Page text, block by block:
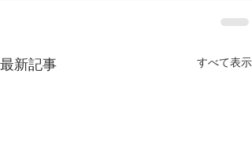
最新記事 すべて表示